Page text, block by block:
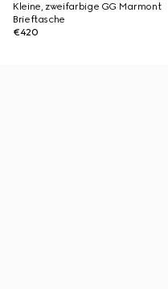
Kleine, zweifarbige GG Marmont
Brieftasche
€420